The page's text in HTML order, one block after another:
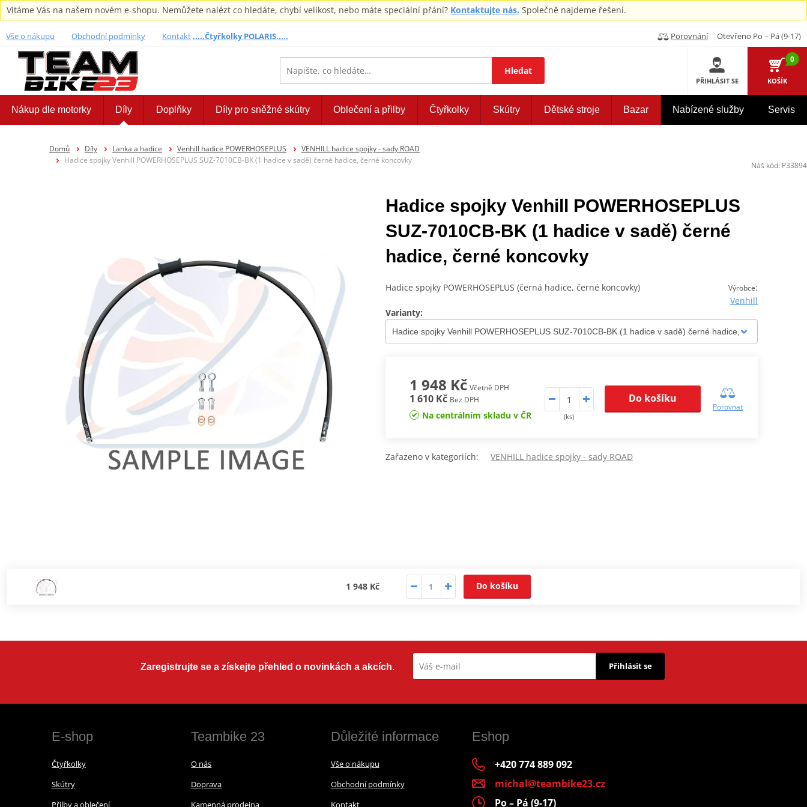
Vítáme Vás na našem novém e-shopu. Nemůžete nalézt co hledáte, chybí velikost, nebo máte speciální přání? Kontaktujte nás. Společně najdeme řešení.
Vše o nákupu Obchodní podmínky Kontakt.....Čtyřkolky POLARIS..... Porovnání Otevřeno Po – Pá (9-17)
Hledat
PŘIHLÁSIT SE
0
KOŠÍK
Nákup dle motorky Díly Doplňky Díly pro sněžné skútry Oblečení a přilby Čtyřkolky Skútry Dětské stroje Bazar Nabízené služby Servis
Domů Díly Lanka a hadice Venhill hadice POWERHOSEPLUS
VENHILL hadice spojky - sady ROAD
Hadice spojky Venhill POWERHOSEPLUS SUZ-7010CB-BK (1 hadice v sadě) černé hadice, černé koncovky
Hadice spojky Venhill POWERHOSEPLUS
SUZ-7010CB-BK (1 hadice v sadě) černé
hadice, černé koncovky
Výrobce:
Venhill
Hadice spojky POWERHOSEPLUS (černá hadice, černé koncovky)
Varianty:
1 948 Kč Včetně DPH
1 610 Kč Bez DPH
Na centrálním skladu v ČR (ks)
Do košíku
Porovnat
Zařazeno v kategoriích: VENHILL hadice spojky - sady ROAD
1 948 Kč Do košíku
Náš kód: P33894
Zaregistrujte se a získejte přehled o novinkách a akcích. Přihlásit se
E-shop
Čtyřkolky
Skútry
Přilby a oblečení
Teambike 23
O nás
Doprava
Kamenná prodejna
Důležité informace
Vše o nákupu
Obchodní podmínky
Kontakt
Eshop
+420 774 889 092
michal@teambike23.cz
Po – Pá (9-17)